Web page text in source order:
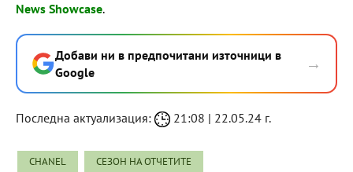
News Showcase.
Добави ни в предпочитани източници в
Google
→
Последна актуализация: 21:08 | 22.05.24 г.
CHANEL СЕЗОН НА ОТЧЕТИТЕ